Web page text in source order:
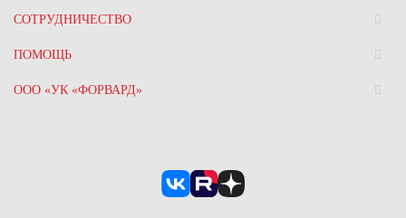
СОТРУДНИЧЕСТВО
ПОМОЩЬ
ООО «УК «ФОРВАРД»